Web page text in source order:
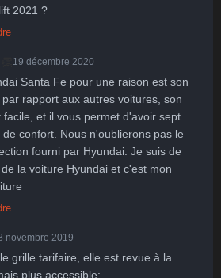
2021 ?
19 décembre 2020
Santa Fe pour une raison est son
rapport aux autres voitures, son
facile, et il vous permet d'avoir sept
confort. Nous n'oublierons pas le
fourni par Hyundai. Je suis de
la voiture Hyundai et c'est mon
novembre 2019
grille tarifaire, elle est revue à la
plus accessible: